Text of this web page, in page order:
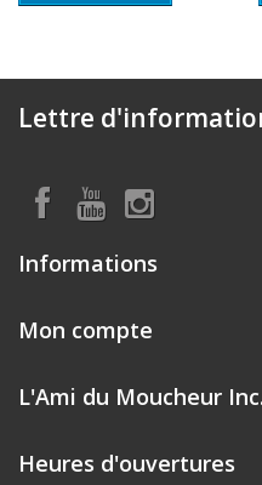
Lettre
Informations
Mon compte
L'Ami du Moucheur Inc.
Heures d'ouvertures